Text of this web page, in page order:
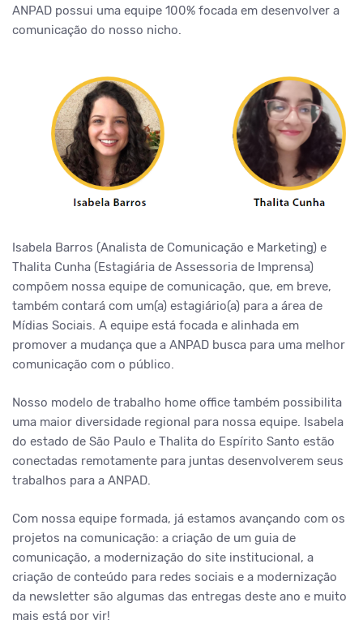
ANPAD possui uma equipe 100% focada em desenvolver a
comunicação do nosso nicho.
Isabela Barros (Analista de Comunicação e Marketing) e
Thalita Cunha (Estagiária de Assessoria de Imprensa)
compõem nossa equipe de comunicação, que, em breve,
também contará com um(a) estagiário(a) para a área de
Mídias Sociais. A equipe está focada e alinhada em
promover a mudança que a ANPAD busca para uma melhor
comunicação com o público.
Nosso modelo de trabalho home office também possibilita
uma maior diversidade regional para nossa equipe. Isabela
do estado de São Paulo e Thalita do Espírito Santo estão
conectadas remotamente para juntas desenvolverem seus
trabalhos para a ANPAD.
Com nossa equipe formada, já estamos avançando com os
projetos na comunicação: a criação de um guia de
comunicação, a modernização do site institucional, a
criação de conteúdo para redes sociais e a modernização
da newsletter são algumas das entregas deste ano e muito
mais está por vir!